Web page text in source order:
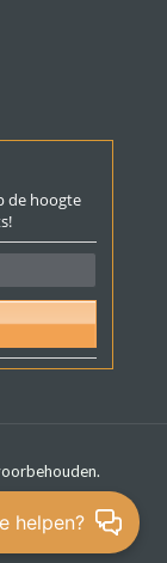
de hoogte
helpen?